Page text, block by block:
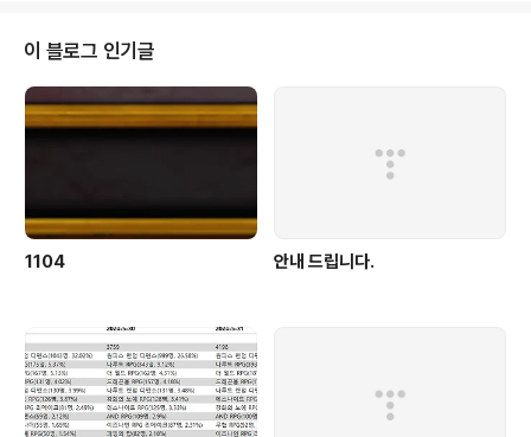
이 블로그 인기글
1104 안내 드립니다.